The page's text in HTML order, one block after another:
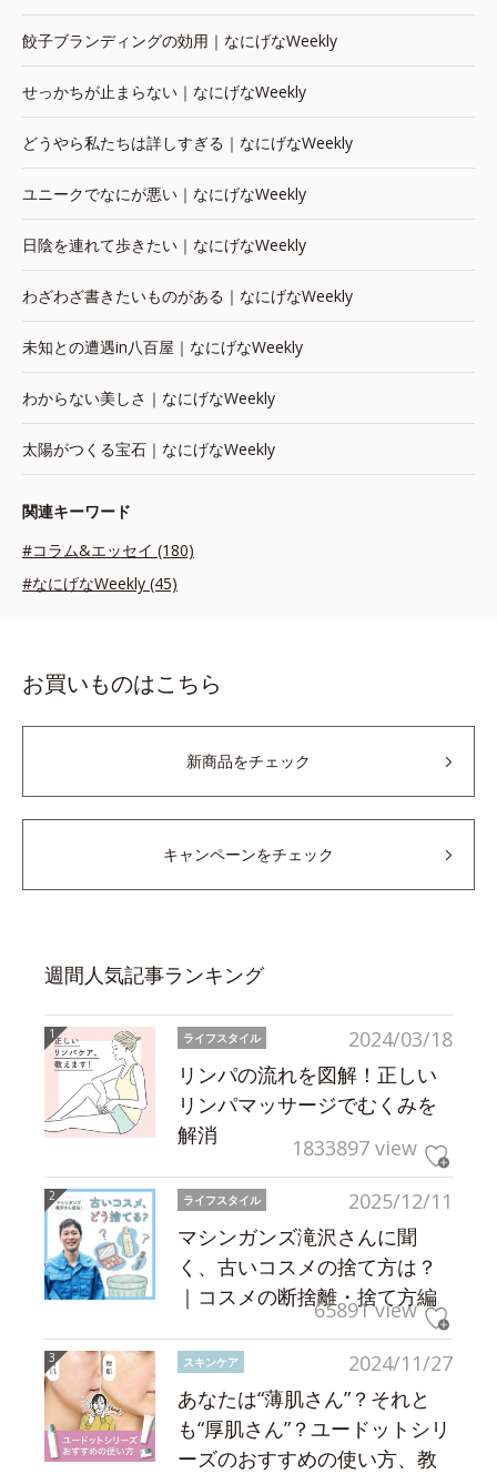
餃子ブランディングの効用｜なにげなWeekly
せっかちが止まらない｜なにげなWeekly
どうやら私たちは詳しすぎる｜なにげなWeekly
ユニークでなにが悪い｜なにげなWeekly
日陰を連れて歩きたい｜なにげなWeekly
わざわざ書きたいものがある｜なにげなWeekly
未知との遭遇in八百屋｜なにげなWeekly
わからない美しさ｜なにげなWeekly
太陽がつくる宝石｜なにげなWeekly
関連キーワード
#コラム&エッセイ (180)
#なにげなWeekly (45)
お買いものはこちら
新商品をチェック
キャンペーンをチェック
週間人気記事ランキング
2024/03/18
ライフスタイル
リンパの流れを図解！正しい
リンパマッサージでむくみを
解消
1833897 view
2025/12/11
ライフスタイル
マシンガンズ滝沢さんに聞
く、古いコスメの捨て方は？
｜コスメの断捨離・捨て方編
65891 view
2024/11/27
スキンケア
あなたは“薄肌さん”？それと
も“厚肌さん”？ユードットシリ
ーズのおすすめの使い方、教